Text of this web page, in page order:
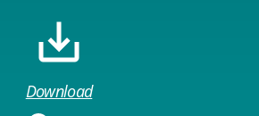
Download